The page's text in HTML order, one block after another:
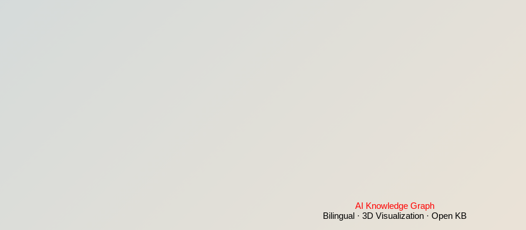
AI Knowledge Graph
Bilingual · 3D Visualization · Open KB